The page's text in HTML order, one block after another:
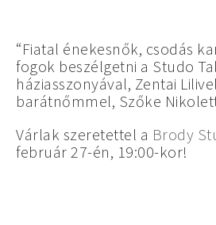
“Fiatal énekesnők, csodás
fogok beszélgetni a Studo
háziasszonyával, Zentai
barátnőmmel, Szőke
Várlak szeretettel a Brody
február 27-én, 19:00-kor!